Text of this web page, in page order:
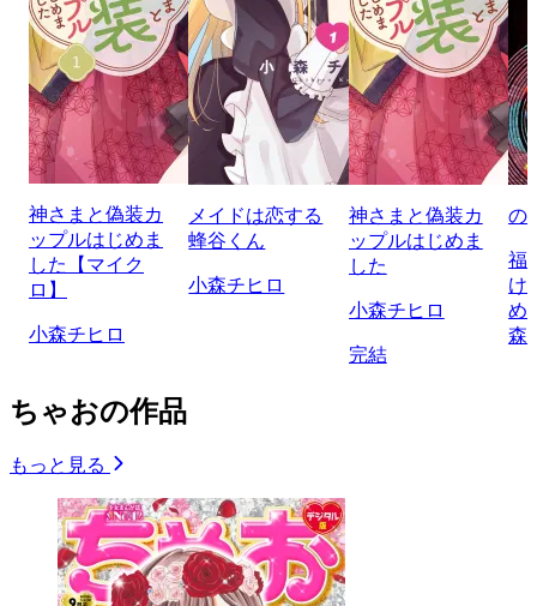
神さまと偽装カ
ップルはじめま
した【マイク
ロ】
小森チヒロ
メイドは恋する
蜂谷くん
小森チヒロ
神さまと偽装カ
ップルはじめま
した
小森チヒロ
完結
の
福
け
め
森
ちゃおの作品
もっと見る